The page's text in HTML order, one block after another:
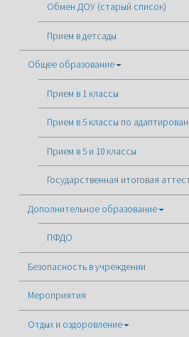
Обмен ДОУ (старый список)
Прием в детсады
Общее образование
Прием в 1 классы
Прием в 5 классы по
Прием в 5 и 10 классы
Государственная итоговая
Дополнительное образование
ПФДО
Безопасность в учреждении
Мероприятия
Отдых и оздоровление